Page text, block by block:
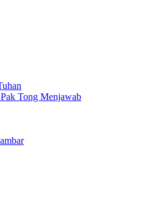
Tong Menjawab